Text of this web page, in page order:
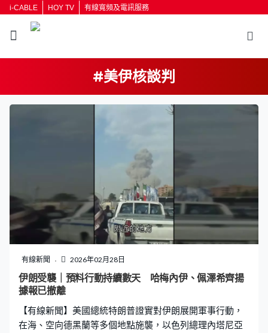
i-CABLE HOY TV 有線寬頻及電訊服務
#美伊核談判
有線新聞 2026年02月28日
伊朗受襲｜預料行動持續數天 哈梅內伊、佩澤希齊揚
據報已撤離
【有線新聞】美國總統特朗普證實對伊朗展開軍事行動，
在海、空向德黑蘭等多個地點施襲，以色列總理內塔尼亞